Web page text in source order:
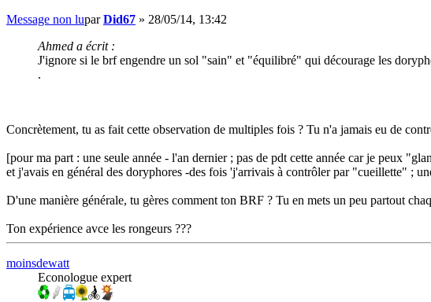
Message non luparDid67 » 28/05/14, 13:42
Ahmed a écrit :
J'ignore si le brf engendre un sol "sain" et "équilibré" qui décourage les
.
Concrètement, tu as fait cette observation de multiples fois ? Tu n'a jamais eu de
[pour ma part : une seule année - l'an dernier ; pas de pdt cette année car je peux
et j'avais en général des doryphores -des fois 'j'arrivais à contrôler par "cueillette" ;
D'une manière générale, tu gères comment ton BRF ? Tu en mets un peu partout
Ton expérience avce les rongeurs ???
moinsdewatt
Econologue expert